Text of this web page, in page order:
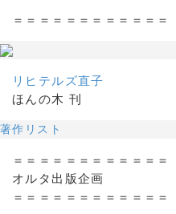
＝＝＝＝＝＝＝＝＝＝＝＝
リヒテルズ直子
ほんの木 刊
著作リスト
＝＝＝＝＝＝＝＝＝＝＝＝
オルタ出版企画
＝＝＝＝＝＝＝＝＝＝＝＝